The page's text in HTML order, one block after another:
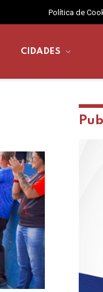
Política de
CIDADES